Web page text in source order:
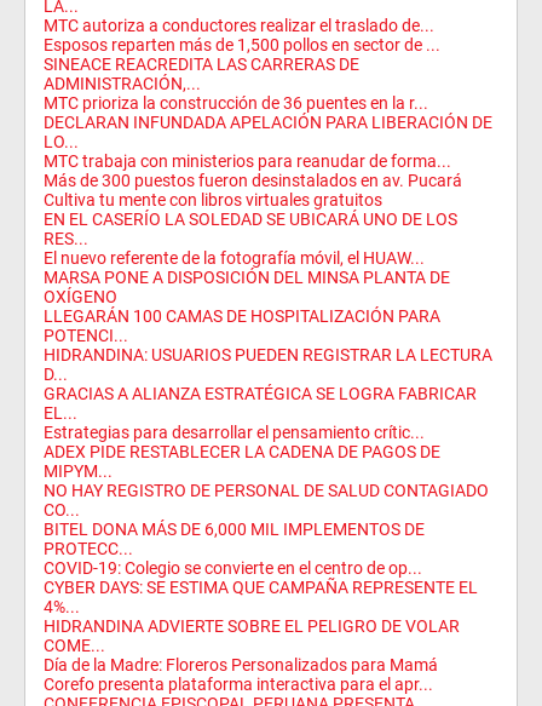
LA...
MTC autoriza a conductores realizar el traslado de...
Esposos reparten más de 1,500 pollos en sector de ...
SINEACE REACREDITA LAS CARRERAS DE
ADMINISTRACIÓN,...
MTC prioriza la construcción de 36 puentes en la r...
DECLARAN INFUNDADA APELACIÓN PARA LIBERACIÓN DE
LO...
MTC trabaja con ministerios para reanudar de forma...
Más de 300 puestos fueron desinstalados en av. Pucará
Cultiva tu mente con libros virtuales gratuitos
EN EL CASERÍO LA SOLEDAD SE UBICARÁ UNO DE LOS
RES...
El nuevo referente de la fotografía móvil, el HUAW...
MARSA PONE A DISPOSICIÓN DEL MINSA PLANTA DE
OXÍGENO
LLEGARÁN 100 CAMAS DE HOSPITALIZACIÓN PARA
POTENCI...
HIDRANDINA: USUARIOS PUEDEN REGISTRAR LA LECTURA
D...
GRACIAS A ALIANZA ESTRATÉGICA SE LOGRA FABRICAR
EL...
Estrategias para desarrollar el pensamiento crític...
ADEX PIDE RESTABLECER LA CADENA DE PAGOS DE
MIPYM...
NO HAY REGISTRO DE PERSONAL DE SALUD CONTAGIADO
CO...
BITEL DONA MÁS DE 6,000 MIL IMPLEMENTOS DE
PROTECC...
COVID-19: Colegio se convierte en el centro de op...
CYBER DAYS: SE ESTIMA QUE CAMPAÑA REPRESENTE EL
4%...
HIDRANDINA ADVIERTE SOBRE EL PELIGRO DE VOLAR
COME...
Día de la Madre: Floreros Personalizados para Mamá
Corefo presenta plataforma interactiva para el apr...